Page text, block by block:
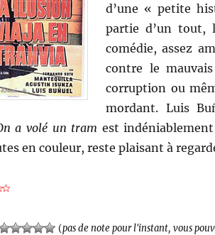
d’une « petite
partie d’un tout,
comédie, assez
contre le
corruption ou
mordant. Luis
a volé un tram est
en couleur, reste plaisant à
(pas de note pour l'instant, vous